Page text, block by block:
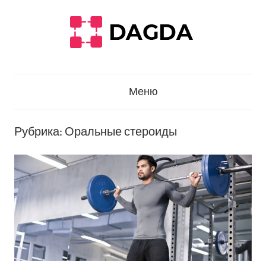
Меню
Рубрика: Оральные стероиды